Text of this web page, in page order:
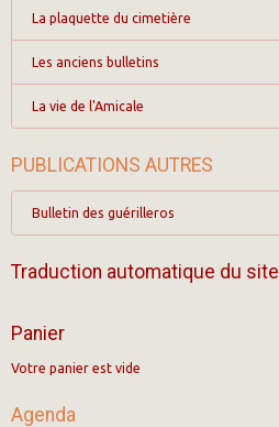
La plaquette du cimetière
Les anciens bulletins
La vie de l'Amicale
PUBLICATIONS AUTRES
Bulletin des guérilleros
Traduction automatique du site
Panier
Votre panier est vide
Agenda